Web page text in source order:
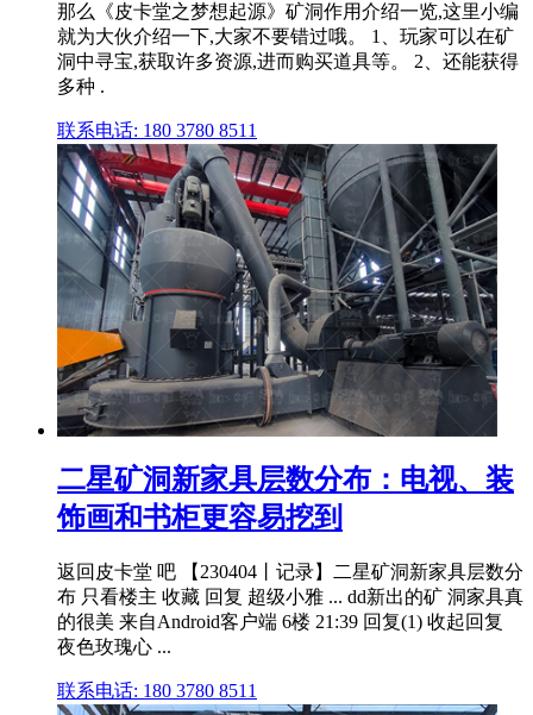
那么《皮卡堂之梦想起源》矿洞作用介绍一览,这里小编
就为大伙介绍一下,大家不要错过哦。 1、玩家可以在矿
洞中寻宝,获取许多资源,进而购买道具等。 2、还能获得
多种 .
联系电话: 180 3780 8511
二星矿洞新家具层数分布：电视、装
饰画和书柜更容易挖到
返回皮卡堂 吧 【230404丨记录】二星矿洞新家具层数分
布 只看楼主 收藏 回复 超级小雅 ... dd新出的矿 洞家具真
的很美 来自Android客户端 6楼 21:39 回复(1) 收起回复
夜色玫瑰心 ...
联系电话: 180 3780 8511